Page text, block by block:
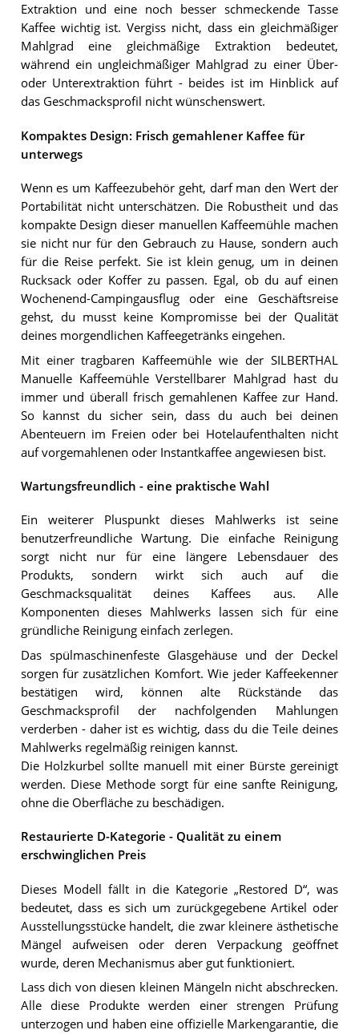
Extraktion und eine noch besser schmeckende Tasse
Kaffee wichtig ist. Vergiss nicht, dass ein gleichmäßiger
Mahlgrad eine gleichmäßige Extraktion bedeutet,
während ein ungleichmäßiger Mahlgrad zu einer Über-
oder Unterextraktion führt - beides ist im Hinblick auf
das Geschmacksprofil nicht wünschenswert.
Kompaktes Design: Frisch gemahlener Kaffee für
unterwegs
Wenn es um Kaffeezubehör geht, darf man den Wert der
Portabilität nicht unterschätzen. Die Robustheit und das
kompakte Design dieser manuellen Kaffeemühle machen
sie nicht nur für den Gebrauch zu Hause, sondern auch
für die Reise perfekt. Sie ist klein genug, um in deinen
Rucksack oder Koffer zu passen. Egal, ob du auf einen
Wochenend-Campingausflug oder eine Geschäftsreise
gehst, du musst keine Kompromisse bei der Qualität
deines morgendlichen Kaffeegetränks eingehen.
Mit einer tragbaren Kaffeemühle wie der SILBERTHAL
Manuelle Kaffeemühle Verstellbarer Mahlgrad hast du
immer und überall frisch gemahlenen Kaffee zur Hand.
So kannst du sicher sein, dass du auch bei deinen
Abenteuern im Freien oder bei Hotelaufenthalten nicht
auf vorgemahlenen oder Instantkaffee angewiesen bist.
Wartungsfreundlich - eine praktische Wahl
Ein weiterer Pluspunkt dieses Mahlwerks ist seine
benutzerfreundliche Wartung. Die einfache Reinigung
sorgt nicht nur für eine längere Lebensdauer des
Produkts, sondern wirkt sich auch auf die
Geschmacksqualität deines Kaffees aus. Alle
Komponenten dieses Mahlwerks lassen sich für eine
gründliche Reinigung einfach zerlegen.
Das spülmaschinenfeste Glasgehäuse und der Deckel
sorgen für zusätzlichen Komfort. Wie jeder Kaffeekenner
bestätigen wird, können alte Rückstände das
Geschmacksprofil der nachfolgenden Mahlungen
verderben - daher ist es wichtig, dass du die Teile deines
Mahlwerks regelmäßig reinigen kannst.
Die Holzkurbel sollte manuell mit einer Bürste gereinigt
werden. Diese Methode sorgt für eine sanfte Reinigung,
ohne die Oberfläche zu beschädigen.
Restaurierte D-Kategorie - Qualität zu einem
erschwinglichen Preis
Dieses Modell fällt in die Kategorie „Restored D“, was
bedeutet, dass es sich um zurückgegebene Artikel oder
Ausstellungsstücke handelt, die zwar kleinere ästhetische
Mängel aufweisen oder deren Verpackung geöffnet
wurde, deren Mechanismus aber gut funktioniert.
Lass dich von diesen kleinen Mängeln nicht abschrecken.
Alle diese Produkte werden einer strengen Prüfung
unterzogen und haben eine offizielle Markengarantie, die